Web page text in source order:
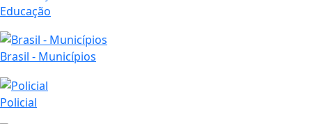
Educação
Brasil - Municípios
Policial